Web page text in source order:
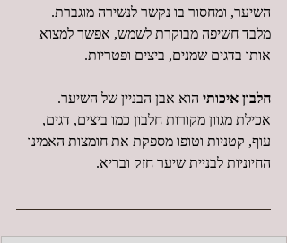
השיער, ומחסור בו נקשר לנשירה מוגברת.
מלבד חשיפה מבוקרת לשמש, אפשר למצוא
אותו בדגים שמנים, ביצים ופטריות.
חלבון איכותי הוא אבן הבניין של השיער.
אכילת מגוון מקורות חלבון כמו ביצים, דגים,
עוף, קטניות וטופו מספקת את חומצות האמינו
החיוניות לבניית שיער חזק ובריא.